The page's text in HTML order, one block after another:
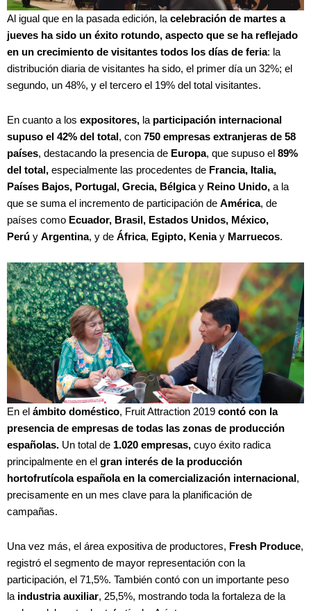
Al igual que en la pasada edición, lacelebración de martes a
jueves ha sido un éxito rotundo, aspecto que se ha reflejado
en un crecimiento de visitantes todos los días de feria: la
distribución diaria de visitantes ha sido, el primer día un 32%; el
segundo, un 48%, y el tercero el 19% del total visitantes.
En cuanto a los expositores, la participación internacional
supuso el 42% del total , con 750 empresas extranjeras de 58
países, destacando la presencia de Europa, que supuso el 89%
del total, especialmente las procedentes de Francia, Italia,
Países Bajos, Portugal, Grecia, Bélgicay Reino Unido, a la
que se suma el incremento de participación de América, de
países como Ecuador, Brasil, Estados Unidos, México,
Perú y Argentina, y de África, Egipto, Keniay Marruecos.
En el ámbito doméstico, Fruit Attraction 2019 contó con la
presencia de empresas de todas las zonas de producción
españolas. Un total de 1.020 empresas, cuyo éxito radica
principalmente en el gran interés de la producción
hortofrutícola española en la comercialización internacional ,
precisamente en un mes clave para la planificación de
campañas.
Una vez más, el área expositiva de productores, Fresh Produce,
registró el segmento de mayor representación con la
participación, el 71,5%. También contó con un importante peso
la industria auxiliar, 25,5%, mostrando toda la fortaleza de la